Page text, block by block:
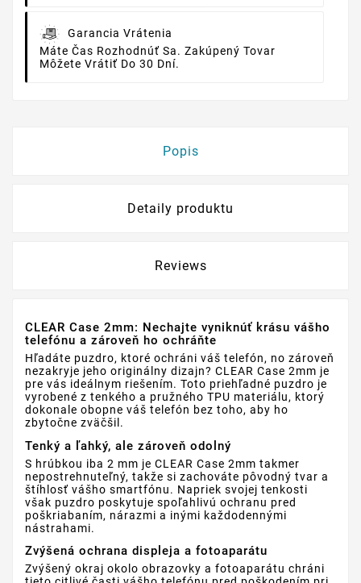
Garancia Vrátenia
Máte Čas Rozhodnúť Sa. Zakúpený Tovar
Môžete Vrátiť Do 30 Dní.
Popis
Detaily produktu
Reviews
CLEAR Case 2mm: Nechajte vyniknúť krásu vášho
telefónu a zároveň ho ochráňte
Hľadáte puzdro, ktoré ochráni váš telefón, no zároveň
nezakryje jeho originálny dizajn? CLEAR Case 2mm je
pre vás ideálnym riešením. Toto priehľadné puzdro je
vyrobené z tenkého a pružného TPU materiálu, ktorý
dokonale obopne váš telefón bez toho, aby ho
zbytočne zväčšil.
Tenký a ľahký, ale zároveň odolný
S hrúbkou iba 2 mm je CLEAR Case 2mm takmer
nepostrehnuteľný, takže si zachováte pôvodný tvar a
štíhlosť vášho smartfónu. Napriek svojej tenkosti
však puzdro poskytuje spoľahlivú ochranu pred
poškriabaním, nárazmi a inými každodennými
nástrahami.
Zvýšená ochrana displeja a fotoaparátu
Zvýšený okraj okolo obrazovky a fotoaparátu chráni